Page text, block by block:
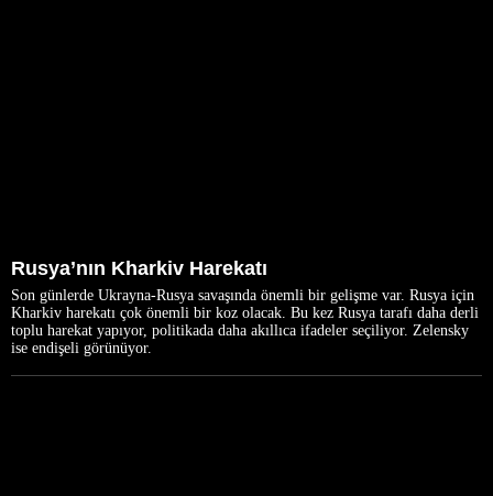
Rusya’nın Kharkiv Harekatı
Son günlerde Ukrayna-Rusya savaşında önemli bir gelişme var. Rusya için
Kharkiv harekatı çok önemli bir koz olacak. Bu kez Rusya tarafı daha derli
toplu harekat yapıyor, politikada daha akıllıca ifadeler seçiliyor. Zelensky
ise endişeli görünüyor.